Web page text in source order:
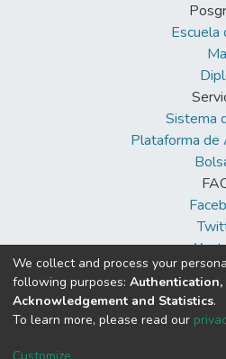
Escuela
Sistema
Plataforma de
DSpace software
Cookie
We collect and process your
following purposes: Authentication,
Acknowledgement and Statistics.
To learn more, please read our